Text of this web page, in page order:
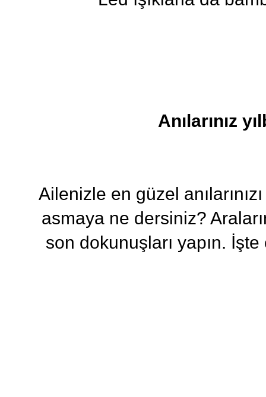
Anılarınız
Ailenizle en güzel
asmaya ne dersiniz?
son dokunuşları yapın.